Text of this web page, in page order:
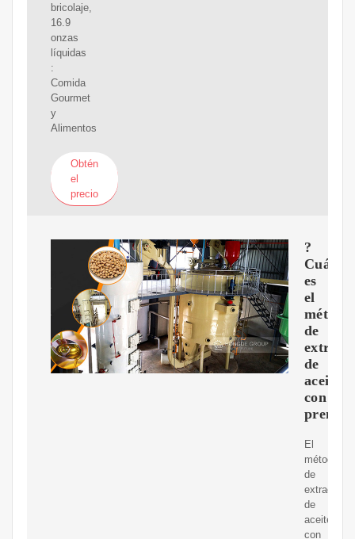
bricolaje,
16.9
onzas
líquidas
:
Comida
Gourmet
y
Alimentos
Obtén
el
precio
?
Cuál
es
el
método
de
de
aceite
con
prensa
El
método
de
extracción
de
aceite
con